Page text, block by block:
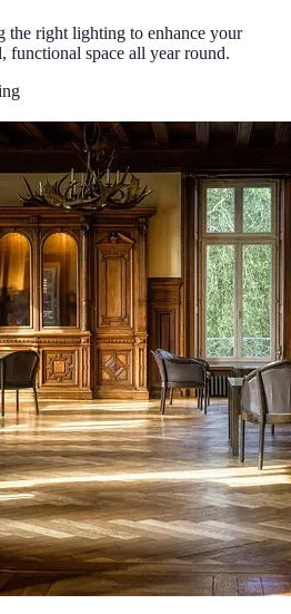
the right lighting to enhance your
functional space all year round.